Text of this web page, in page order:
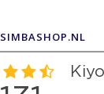
SIMBASHOP.NL